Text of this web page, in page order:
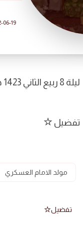
06-19
ليلة 8 ربيع الثاني 1423 هجرية ||| سماحة الخطيب السيد صادق الغريفي
تفضيل
مولد الامام العسكري
تفضيل